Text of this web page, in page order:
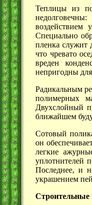
Теплицы из
воздействием
Специально
пленка служит
что чревато
вреден
непригодны
Радикальным
полимерных
Двухслойный
ближайшем
Сотовый
он
легкие
уплотнителей
Последнее, и
украшением
Строительные